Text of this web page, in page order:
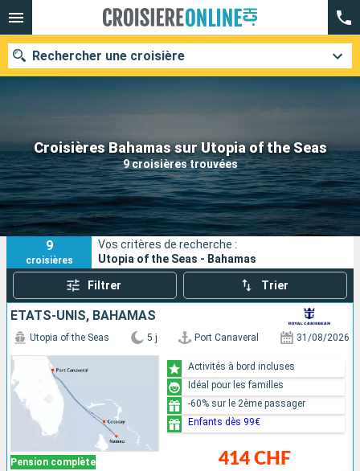
Croisières Bahamas sur Utopia of the Seas
9 croisières trouvées
Rechercher une croisière
Nos destinations
Mois de départ
Ports Compagnies
Rechercher
9
croisières
Vos critères de recherche :
Utopia of the Seas - Bahamas
Filtrer Trier
ÉTATS-UNIS, BAHAMAS
Pension complète
Utopia of the Seas 5 j Port Canaveral 31/08/2026
414 CHF
Activités à bord incluses
Idéal pour les familles
-60% sur le 2ème passager
Enfants dès 99€